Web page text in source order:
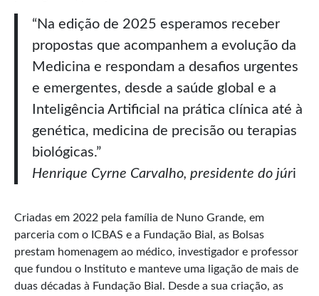
“Na edição de 2025 esperamos receber
propostas que acompanhem a evolução da
Medicina e respondam a desafios urgentes
e emergentes, desde a saúde global e a
Inteligência Artificial na prática clínica até à
genética, medicina de precisão ou terapias
biológicas.”
Henrique Cyrne Carvalho, presidente do júri
Criadas em 2022 pela família de Nuno Grande, em
parceria com o ICBAS e a Fundação Bial, as Bolsas
prestam homenagem ao médico, investigador e professor
que fundou o Instituto e manteve uma ligação de mais de
duas décadas à Fundação Bial. Desde a sua criação, as